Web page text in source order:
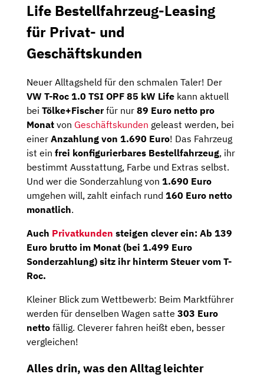
Life Bestellfahrzeug-Leasing
für Privat- und
Geschäftskunden
Neuer Alltagsheld für den schmalen Taler! Der
VW T-Roc 1.0 TSI OPF 85 kW Life kann aktuell
bei Tölke+Fischerfür nur 89 Euro netto pro
Monat von Geschäftskunden geleast werden, bei
einer Anzahlung von 1.690 Euro! Das Fahrzeug
ist ein frei konfigurierbares Bestellfahrzeug, ihr
bestimmt Ausstattung, Farbe und Extras selbst.
Und wer die Sonderzahlung von 1.690 Euro
umgehen will, zahlt einfach rund 160 Euro netto
monatlich.
Auch Privatkunden steigen clever ein: Ab 139
Euro brutto im Monat (bei 1.499 Euro
Sonderzahlung) sitz ihr hinterm Steuer vom T-
Roc.
Kleiner Blick zum Wettbewerb: Beim Marktführer
werden für denselben Wagen satte 303 Euro
netto fällig. Cleverer fahren heißt eben, besser
vergleichen!
Alles drin, was den Alltag leichter